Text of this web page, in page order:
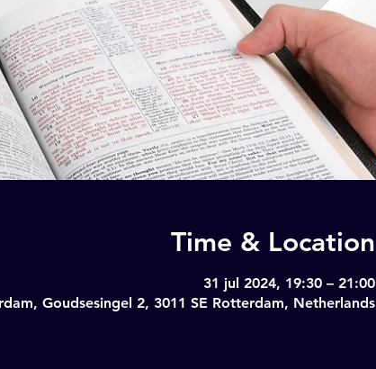
Time & Location
31 jul 2024, 19:30 – 21:00
Goudsesingel 2, 3011 SE Rotterdam, Netherlands